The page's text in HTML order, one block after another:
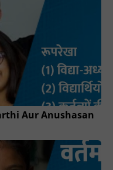
Aur Anushasan